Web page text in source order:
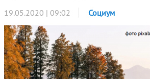
19.05.2020 | 09:02 Социум